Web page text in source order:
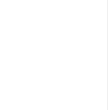
vói người xung
bộ tứ đẹp và
của vũ trụ, bộ